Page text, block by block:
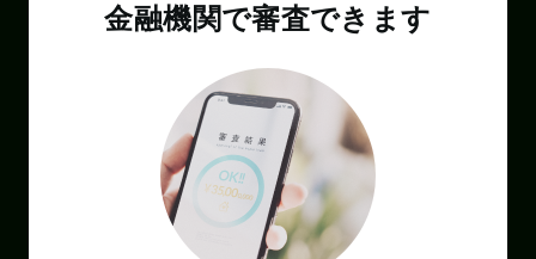
金融機関で審査できます